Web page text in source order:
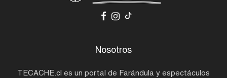
Nosotros
TECACHE.cl es un portal de Farándula y espectáculos